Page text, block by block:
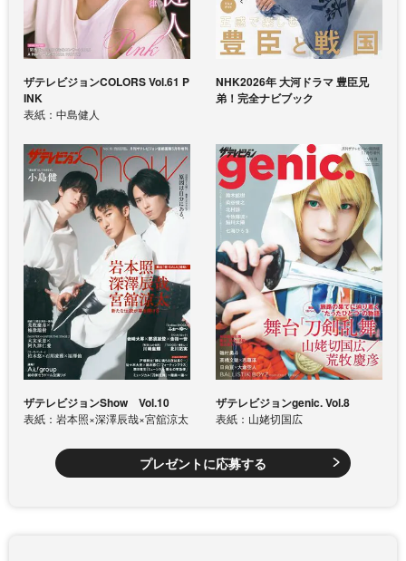
ザテレビジョンCOLORS Vol.61 P
INK
表紙：中島健人
NHK2026年 大河ドラマ 豊臣兄
弟！完全ナビブック
ザテレビジョンShow Vol.10
表紙：岩本照×深澤辰哉×宮舘涼太
ザテレビジョンgenic. Vol.8
表紙：山姥切国広
プレゼントに応募する